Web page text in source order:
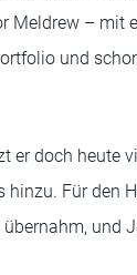
Meldrew – mit
und
er doch heute
Für den
und